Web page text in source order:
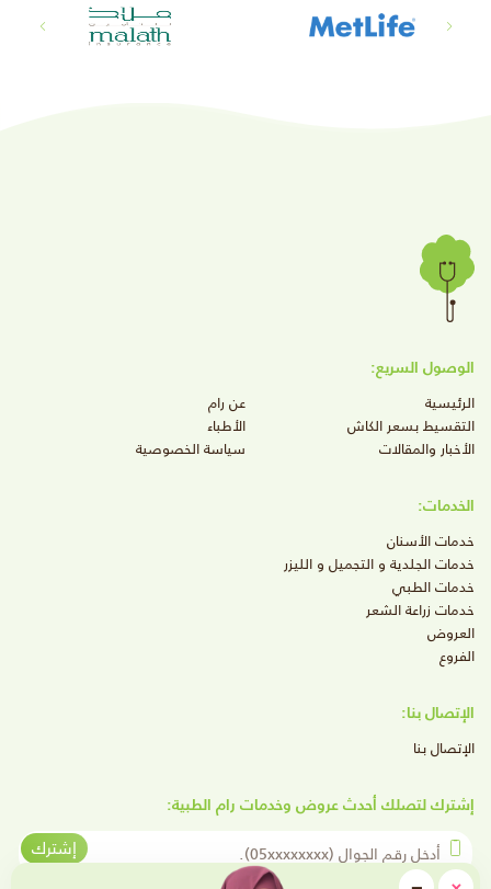
الوصول السريع:
الرئيسية
عن رام
التقسيط بسعر الكاش
الأطباء
الأخبار والمقالات
سياسة الخصوصية
الخدمات:
خدمات الأسنان
خدمات الجلدية و التجميل و الليزر
خدمات الطبي
خدمات زراعة الشعر
العروض
الفروع
الإتصال بنا:
الإتصال بنا
إشترك لتصلك أحدث عروض وخدمات رام الطبية:
أدخل رقم الجوال
إشترك